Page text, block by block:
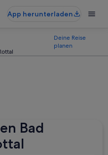
App herunterladen
Deine Reise
planen
Bad